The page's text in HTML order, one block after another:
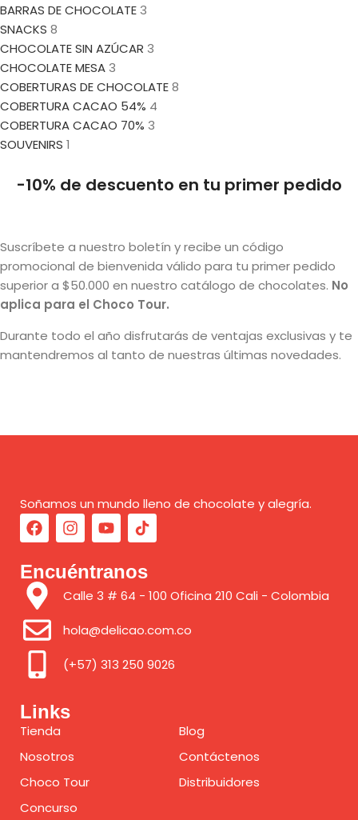
BARRAS DE CHOCOLATE 3
SNACKS 8
CHOCOLATE SIN AZÚCAR 3
CHOCOLATE MESA 3
COBERTURAS DE CHOCOLATE8
COBERTURA CACAO 54% 4
COBERTURA CACAO 70% 3
SOUVENIRS 1
-10% de descuento en tu primer pedido
Suscríbete a nuestro boletín y recibe un código
promocional de bienvenida válido para tu primer pedido
superior a $50.000 en nuestro catálogo de chocolates. No
aplica para el Choco Tour.
Durante todo el año disfrutarás de ventajas exclusivas y te
mantendremos al tanto de nuestras últimas novedades.
Soñamos un mundo lleno de chocolate y alegría.
Encuéntranos
Calle 3 # 64 - 100 Oficina 210 Cali - Colombia
hola@delicao.com.co
(+57) 313 250 9026
Links
Tienda
Nosotros
Choco Tour
Concurso
Blog
Contáctenos
Distribuidores